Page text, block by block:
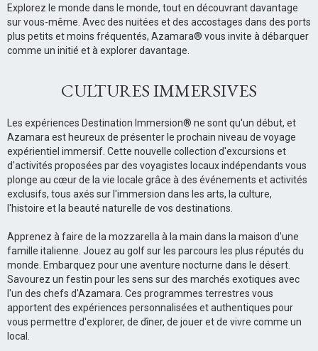
Explorez le monde dans le monde, tout en découvrant davantage
sur vous-même. Avec des nuitées et des accostages dans des ports
plus petits et moins fréquentés, Azamara® vous invite à débarquer
comme un initié et à explorer davantage.
CULTURES IMMERSIVES
Les expériences Destination Immersion® ne sont qu'un début, et
Azamara est heureux de présenter le prochain niveau de voyage
expérientiel immersif. Cette nouvelle collection d'excursions et
d'activités proposées par des voyagistes locaux indépendants vous
plonge au cœur de la vie locale grâce à des événements et activités
exclusifs, tous axés sur l'immersion dans les arts, la culture,
l'histoire et la beauté naturelle de vos destinations.
Apprenez à faire de la mozzarella à la main dans la maison d'une
famille italienne. Jouez au golf sur les parcours les plus réputés du
monde. Embarquez pour une aventure nocturne dans le désert.
Savourez un festin pour les sens sur des marchés exotiques avec
l'un des chefs d'Azamara. Ces programmes terrestres vous
apportent des expériences personnalisées et authentiques pour
vous permettre d'explorer, de dîner, de jouer et de vivre comme un
local.